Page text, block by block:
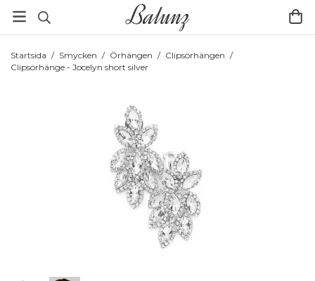
Startsida / Smycken / Örhängen / Clipsörhängen /
Clipsörhänge - Jocelyn short silver